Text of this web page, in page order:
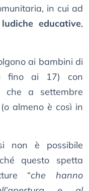
in cui ad
educative,
ai bambini di
fino ai 17) con
che a settembre
almeno è così in
non è possibile
questo spetta
“che hanno